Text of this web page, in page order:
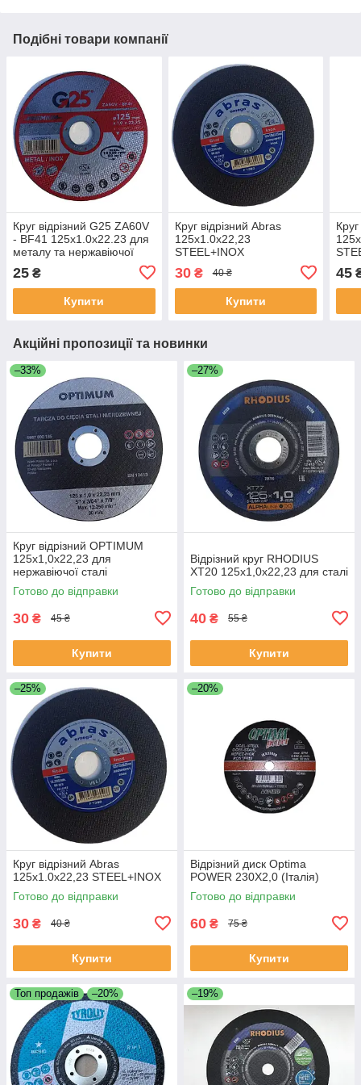
Подібні товари компанії
Круг відрізний G25 ZA60V
- BF41 125x1.0х22.23 для
металу та нержавіючої
25 ₴
Купити
Круг відрізний Abras
125x1.0х22,23
STEEL+INOX
30₴ 40 ₴
Купити
45
Акційні пропозиції та новинки
–33%
Круг відрізний OPTIMUM
125х1,0х22,23 для
нержавіючої сталі
Готово до відправки
30 ₴ 45 ₴
Купити
–27%
Відрізний круг RHODIUS
ХТ20 125х1,0х22,23 для сталі
Готово до відправки
40 ₴ 55 ₴
Купити
–25%
Круг відрізний Abras
125x1.0х22,23 STEEL+INOX
Готово до відправки
30 ₴ 40 ₴
Купити
–20%
Відрізний диск Optima
POWER 230X2,0 (Італія)
Готово до відправки
60 ₴ 75 ₴
Купити
Топ продажів –20% –19%